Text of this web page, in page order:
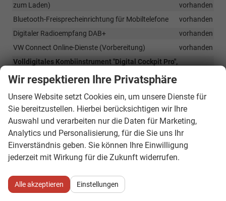
zum Laden)
vorhanden
Bluetooth-Freisprecheinrichtung für Mobiltelefone
vorhanden
Digitaler Radioempfang DAB+
vorhanden
VW Connect Online-Dienste (Vorbereitung)
vorhanden
Volldigitales Kombiinstrument "Digital Cockpit Pro",
Radio Ready2Discover mit 12,9" Farb-Touchscreen und der
Möglichkeit der zusätzlichen Aktivierung von Navigation und
anderen Funktionen (gegen Aufpreis!), Streaming und Internet
vorhanden
Sicherheit & Assistenz
Notbremsassistent "Front Assist" mit City Brake - Fußgänger-
Spurhalteassistent "Lane Assist"
Ablenkungs- und Müdigkeitserkennung
Wir respektieren Ihre Privatsphäre
Unsere Website setzt Cookies ein, um unsere Dienste für
Sie bereitzustellen. Hierbei berücksichtigen wir Ihre
Auswahl und verarbeiten nur die Daten für Marketing,
Analytics und Personalisierung, für die Sie uns Ihr
Einverständnis geben. Sie können Ihre Einwilligung
jederzeit mit Wirkung für die Zukunft widerrufen.
Alle akzeptieren Einstellungen